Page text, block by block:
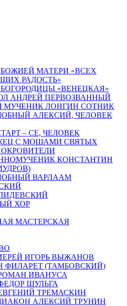
МАТЕРИ «ВСЕХ
РАДОСТЬ»
«ВЕНЕЦКАЯ»
АНДРЕЙ ПЕРВОЗВАННЫЙ
МУЧЕНИК ЛОНГИН СОТНИК
АЛЕКСИЙ, ЧЕЛОВЕК
– СЕ, ЧЕЛОВЕК
С МОЩАМИ СВЯТЫХ
КОНСТАНТИН
ВАРЛААМ
ХОР
МАСТЕРСКАЯ
ИГОРЬ ВЫЖАНОВ
ФИЛАРЕТ (ТАМБОВСКИЙ)
ИВАНУСА
ШУЛЬГА
ТРЕМАСКИН
АЛЕКСИЙ ТРУНИН